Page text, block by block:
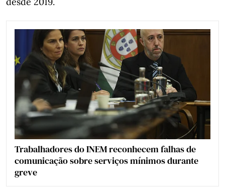
Trabalhadores do INEM reconhecem falhas de
comunicação sobre serviços mínimos durante
greve